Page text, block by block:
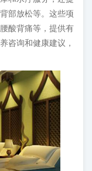
部放松等。这些项
酸背痛等，提供有
咨询和健康建议，